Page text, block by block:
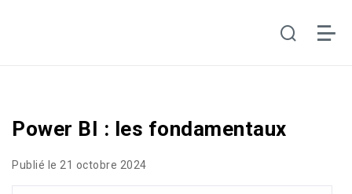
Power BI : les fondamentaux
Publié le 21 octobre 2024